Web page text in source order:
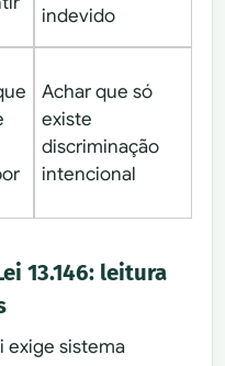
indevido
Achar que só
existe
discriminação
intencional
13.146: leitura
exige sistema